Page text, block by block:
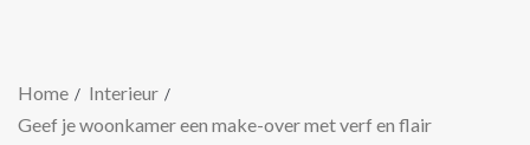
Home
Interieur
Geef je woonkamer een make-over met verf en flair